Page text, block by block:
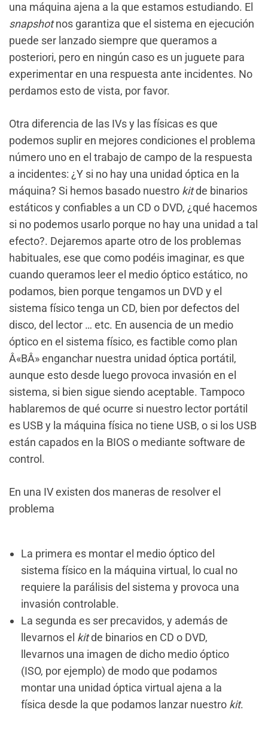
una máquina ajena a la que estamos estudiando. El
snapshotnos garantiza que el sistema en ejecución
puede ser lanzado siempre que queramos a
posteriori, pero en ningún caso es un juguete para
experimentar en una respuesta ante incidentes. No
perdamos esto de vista, por favor.
Otra diferencia de las IVs y las físicas es que
podemos suplir en mejores condiciones el problema
número uno en el trabajo de campo de la respuesta
a incidentes: ¿Y si no hay una unidad óptica en la
máquina? Si hemos basado nuestro kitde binarios
estáticos y confiables a un CD o DVD, ¿qué hacemos
si no podemos usarlo porque no hay una unidad a tal
efecto?. Dejaremos aparte otro de los problemas
habituales, ese que como podéis imaginar, es que
cuando queramos leer el medio óptico estático, no
podamos, bien porque tengamos un DVD y el
sistema físico tenga un CD, bien por defectos del
disco, del lector … etc. En ausencia de un medio
óptico en el sistema físico, es factible como plan
Â«BÂ» enganchar nuestra unidad óptica portátil,
aunque esto desde luego provoca invasión en el
sistema, si bien sigue siendo aceptable. Tampoco
hablaremos de qué ocurre si nuestro lector portátil
es USB y la máquina física no tiene USB, o si los USB
están capados en la BIOS o mediante software de
control.
En una IV existen dos maneras de resolver el
problema
La primera es montar el medio óptico del
sistema físico en la máquina virtual, lo cual no
requiere la parálisis del sistema y provoca una
invasión controlable.
La segunda es ser precavidos, y además de
llevarnos el kitde binarios en CD o DVD,
llevarnos una imagen de dicho medio óptico
(ISO, por ejemplo) de modo que podamos
montar una unidad óptica virtual ajena a la
física desde la que podamos lanzar nuestro kit.